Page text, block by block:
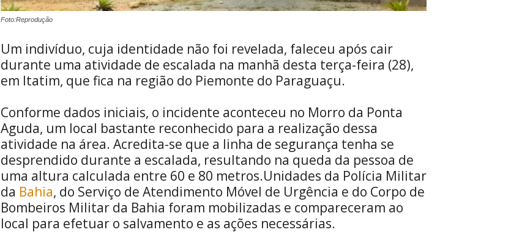
Foto:Reprodução
Um indivíduo, cuja identidade não foi revelada, faleceu após cair
durante uma atividade de escalada na manhã desta terça-feira (28),
em Itatim, que fica na região do Piemonte do Paraguaçu.
Conforme dados iniciais, o incidente aconteceu no Morro da Ponta
Aguda, um local bastante reconhecido para a realização dessa
atividade na área. Acredita-se que a linha de segurança tenha se
desprendido durante a escalada, resultando na queda da pessoa de
uma altura calculada entre 60 e 80 metros.Unidades da Polícia Militar
da Bahia, do Serviço de Atendimento Móvel de Urgência e do Corpo de
Bombeiros Militar da Bahia foram mobilizadas e compareceram ao
local para efetuar o salvamento e as ações necessárias.